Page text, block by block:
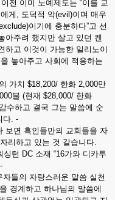
전 이미 노예제도는 “이를 교
게, 도덕적 악(evil)이며 매우
이기에 충분하다”고 선
아주려 했지만 살고 있던 켄
하고 이것이 가능한 일리노이
놓아주고 사회에 적응하는
가치 $18,200/ 한화 2,000만
불 (현재 $28,000/ 한화
수하고 결국 그는 말씀에 순
다. -
보면 흑인들만의 교회들을 자
리하고 있는 것 같습니다.
턴 DC 소재 “16가와 디카투
들의 자랑스러운 말씀 실천
경계하고 하나님의 말씀에